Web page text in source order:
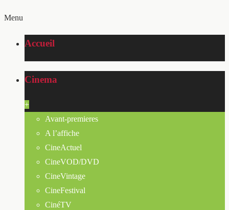
Menu
Accueil
Cinema
+
Avant-premieres
A l’affiche
CineActuel
CineVOD/DVD
CineVintage
CineFestival
CinéTV